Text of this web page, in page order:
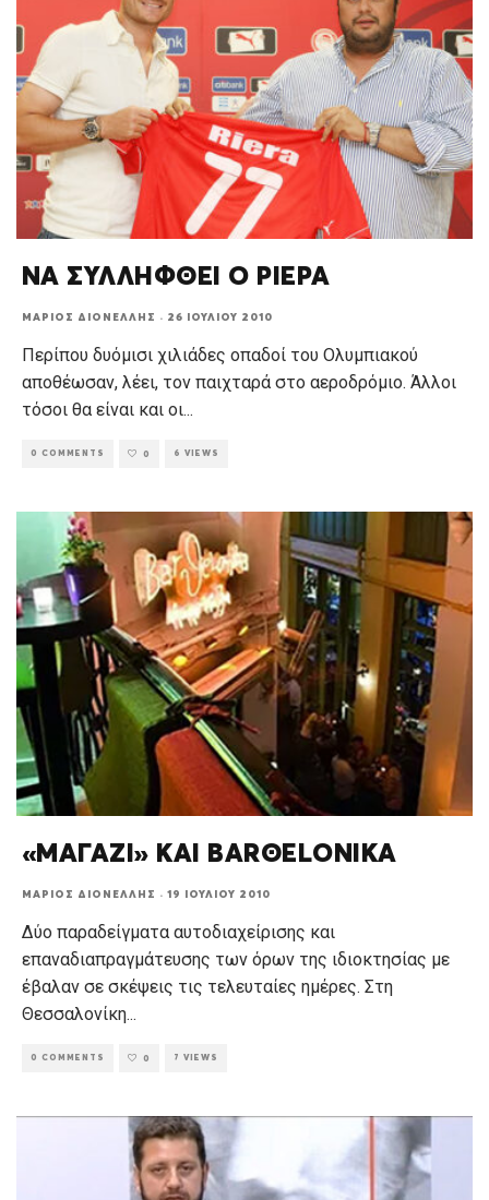
ΝΑ ΣΥΛΛΗΦΘΕΙ Ο ΡΙΕΡΑ
ΜΆΡΙΟΣ ΔΙΟΝΈΛΛΗΣ · 26 ΙΟΥΛΊΟΥ 2010
Περίπου δυόμισι χιλιάδες οπαδοί του Ολυμπιακού
αποθέωσαν, λέει, τον παιχταρά στο αεροδρόμιο. Άλλοι
τόσοι θα είναι και οι...
0 COMMENTS 0 6 VIEWS
«ΜΑΓΑΖΙ» ΚΑΙ BARΘELONIKA
ΜΆΡΙΟΣ ΔΙΟΝΈΛΛΗΣ · 19 ΙΟΥΛΊΟΥ 2010
Δύο παραδείγματα αυτοδιαχείρισης και
επαναδιαπραγμάτευσης των όρων της ιδιοκτησίας με
έβαλαν σε σκέψεις τις τελευταίες ημέρες. Στη
Θεσσαλονίκη...
0 COMMENTS 0 7 VIEWS